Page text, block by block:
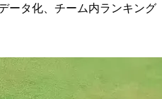
ータ化、チーム内ランキング